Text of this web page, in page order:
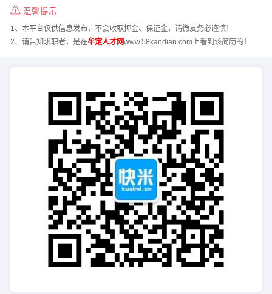
温馨提示
1、本平台仅供信息发布，不会收取押金、保证金，请微友务必谨慎！
2、请告知求职者，是在牟定人才网www.58kandian.com上看到该简历的！